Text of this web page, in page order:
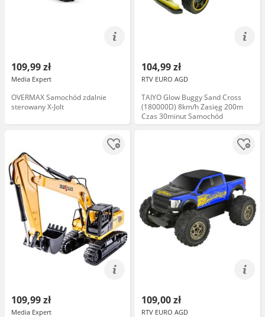
109,99 zł
Media Expert
OVERMAX Samochód zdalnie
sterowany X-Jolt
104,99 zł
RTV EURO AGD
TAIYO Glow Buggy Sand Cross
(180000D) 8km/h Zasięg 200m
Czas 30minut Samochód
109,99 zł
Media Expert
109,00 zł
RTV EURO AGD